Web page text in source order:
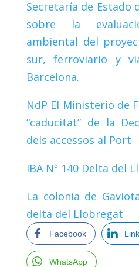
Secretaría de Estado
sobre la
ambiental del
sur, ferroviario y
Barcelona.
NdP El Ministerio de
“caducitat” de la
dels accessos al Port
IBA Nº 140 Delta del
La colonia de
delta del Llobregat
Facebook
WhatsApp